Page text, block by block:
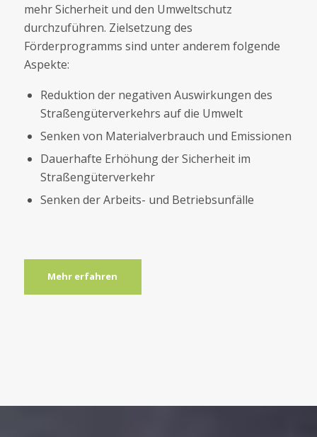
mehr Sicherheit und den Umweltschutz
durchzuführen. Zielsetzung des
Förderprogramms sind unter anderem folgende
Aspekte:
Reduktion der negativen Auswirkungen des
Straßengüterverkehrs auf die Umwelt
Senken von Materialverbrauch und Emissionen
Dauerhafte Erhöhung der Sicherheit im
Straßengüterverkehr
Senken der Arbeits- und Betriebsunfälle
Mehr erfahren